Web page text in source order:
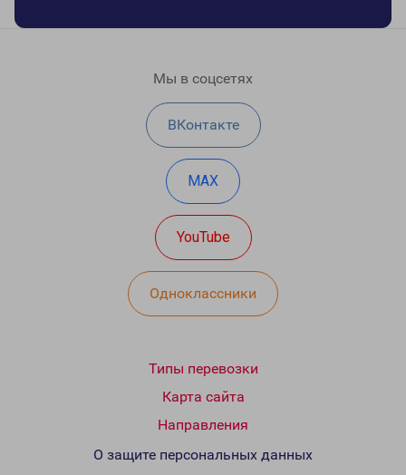
Мы в соцсетях
ВКонтакте
MAX
YouTube
Одноклассники
Типы перевозки
Карта сайта
Направления
О защите персональных данных